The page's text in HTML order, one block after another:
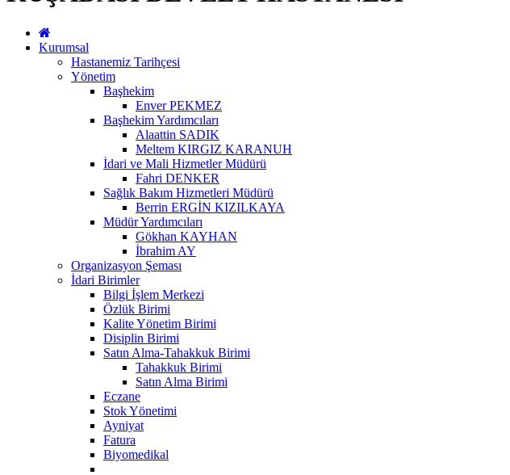
Kurumsal
Hastanemiz Tarihçesi
Yönetim
Başhekim
Enver PEKMEZ
Başhekim Yardımcıları
Alaattin SADIK
Meltem KIRGIZ KARANUH
İdari ve Mali Hizmetler Müdürü
Fahri DENKER
Sağlık Bakım Hizmetleri Müdürü
Berrin ERGİN KIZILKAYA
Müdür Yardımcıları
Gökhan KAYHAN
İbrahim AY
Organizasyon Şeması
İdari Birimler
Bilgi İşlem Merkezi
Özlük Birimi
Kalite Yönetim Birimi
Disiplin Birimi
Satın Alma-Tahakkuk Birimi
Tahakkuk Birimi
Satın Alma Birimi
Eczane
Stok Yönetimi
Ayniyat
Fatura
Biyomedikal